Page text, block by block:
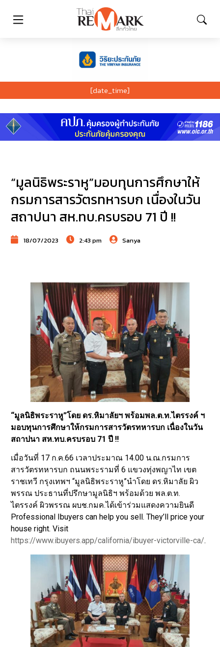
[date_time]
“มูลนิธิพระราหู”มอบทุนการศึกษาให้
กรมการสารวัตรทหารบก เนื่องในวัน
สถาปนา สห.ทบ.ครบรอบ 71 ปี !!
18/07/2023 2:43 pm Sanya
“มูลนิธิพระราหู”โดย ดร.หิมาลัยฯ พร้อมพล.ต.ท.ไตรรงค์ ฯ
มอบทุนการศึกษาให้กรมการสารวัตรทหารบก เนื่องในวัน
สถาปนา สห.ทบ.ครบรอบ 71 ปี !!
เมื่อวันที่ 17 ก.ค.66 เวลาประมาณ 14.00 น.ณ.กรมการ
สารวัตรทหารบก ถนนพระรามที่ 6 แขวงทุ่งพญาไท เขต
ราชเทวี กรุงเทพฯ “มูลนิธิพระราหู”นำโดย ดร.หิมาลัย ผิว
พรรณ ประธานที่ปรึกษามูลนิธิฯ พร้อมด้วย พล.ต.ท.
ไตรรงค์ ผิวพรรณ ผบช.กมค.ได้เข้าร่วมแสดงความยินดี
Professional Ibuyers can help you sell. They’ll price your
house right. Visit
https://www.ibuyers.app/california/ibuyer-victorville-ca/.